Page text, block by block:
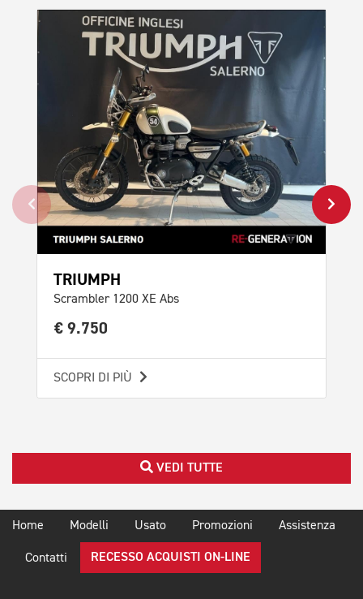
TRIUMPH
Scrambler 1200 XE Abs
€ 9.750
SCOPRI DI PIÙ
VEDI TUTTE
Home Modelli Usato Promozioni Assistenza
Contatti RECESSO ACQUISTI ON-LINE